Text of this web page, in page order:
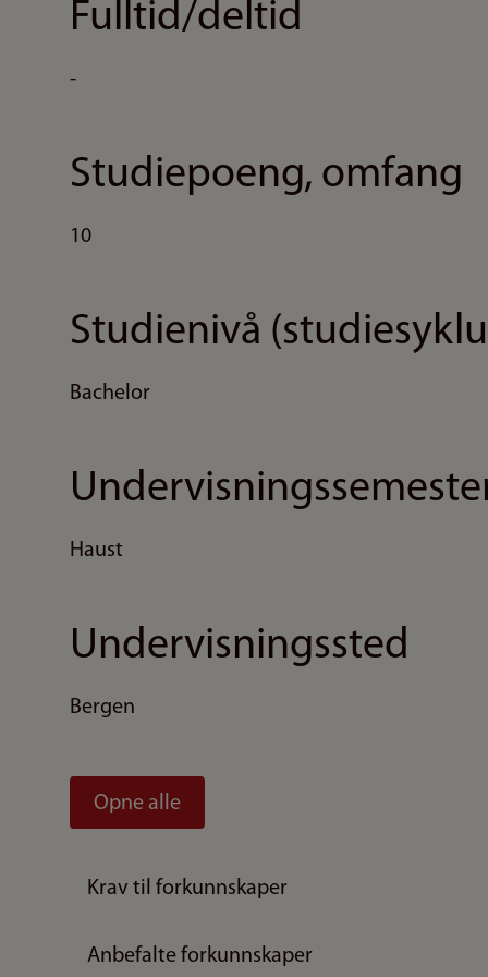
Fulltid/deltid
-
Studiepoeng, omfang
10
Studienivå
Bachelor
Haust
Undervisningssted
Bergen
Opne alle
Krav til forkunnskaper
Anbefalte forkunnskaper